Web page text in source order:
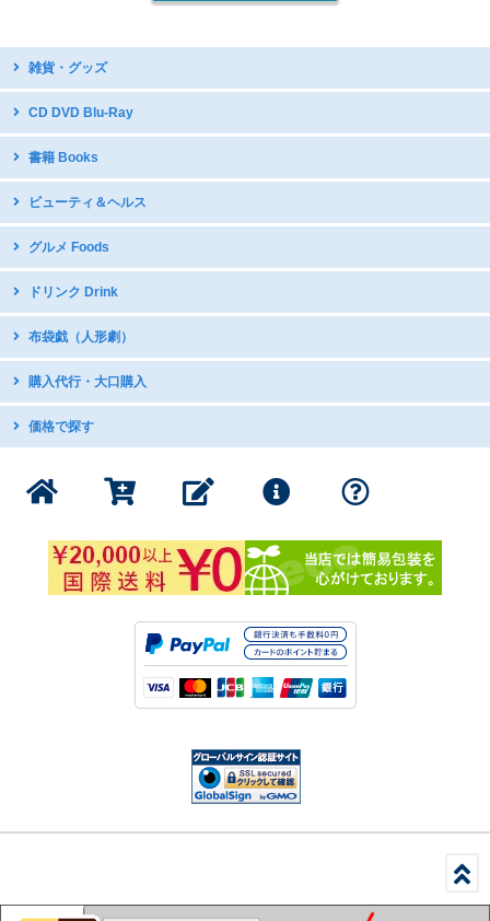
雑貨・グッズ
台湾デザイン
開運グッズ
台湾のお守り
テーブルウェア・調理器具
国立故宮博物館公式グッズ
icash2.0 / iPASS
CD DVD Blu-Ray
台湾原住民語CD・DVD
台湾ディスカバリー
台湾オペラDVD
現代舞踊DVD
日本アニメDVDで中国語学習
子供向け音楽CD
書籍 Books
中国語教材・辞書
写真集
グラビア・写真集
五術・風水学関連書籍
台湾の漫画・イラスト集
ビューティ＆ヘルス
グルメ Foods
中華菓子
台湾産ドライフルーツ
スナック・お菓子
ミネラルたっぷり 台湾産甘蔗糖
ドリンク Drink
台湾のお茶
インスタントドリンク
台湾産コーヒー
インスタントスープ
調味料・スープの素
布袋戯（人形劇）
DVDボックス
DVDボックス（クリアランス）
サントラ：動脈音楽+ダピリ
書籍・印刷物
公式グッズ
購入代行・大口購入
購入代行サービス
価格で探す